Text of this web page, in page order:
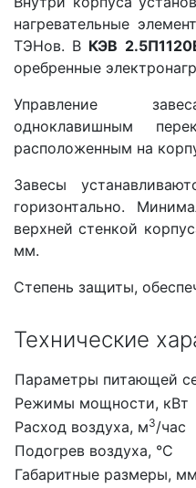
нагревательные
ТЭНов. В КЭВ
оребренные
Управление
одноклавишным
расположенным на
Завесы
горизонтально.
верхней стенкой
мм.
Степень защиты,
Технические
Параметры питающей
Режимы мощности, кВт
Расход воздуха, м3/час
Подогрев воздуха, °С
Габаритные размеры, мм